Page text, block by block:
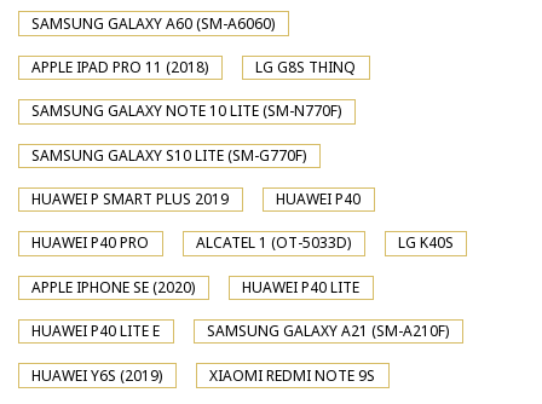
SAMSUNG GALAXY A60 (SM-A6060)
APPLE IPAD PRO 11 (2018) LG G8S THINQ
SAMSUNG GALAXY NOTE 10 LITE (SM-N770F)
SAMSUNG GALAXY S10 LITE (SM-G770F)
HUAWEI P SMART PLUS 2019 HUAWEI P40
HUAWEI P40 PRO ALCATEL 1 (OT-5033D) LG K40S
APPLE IPHONE SE (2020) HUAWEI P40 LITE
HUAWEI P40 LITE E SAMSUNG GALAXY A21 (SM-A210F)
HUAWEI Y6S (2019) XIAOMI REDMI NOTE 9S